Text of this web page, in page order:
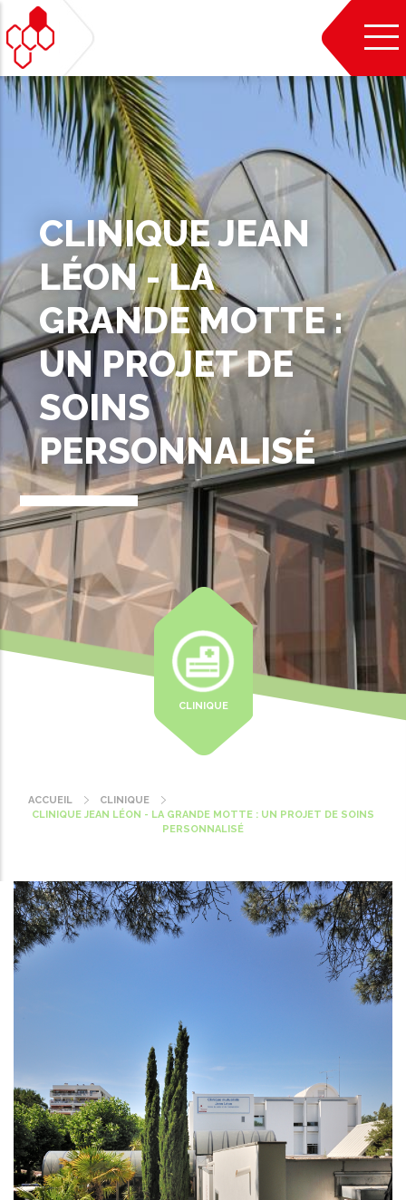
Aller
au
contenu
principal
CLINIQUE JEAN
LÉON - LA
GRANDE MOTTE :
UN PROJET DE
SOINS
PERSONNALISÉ
CLINIQUE
Fil
ACCUEIL
CLINIQUE
CLINIQUE JEAN LÉON - LA GRANDE MOTTE : UN PROJET DE SOINS
PERSONNALISÉ